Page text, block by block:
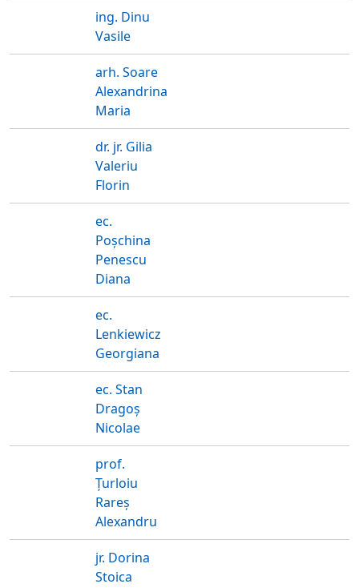
ing. Dinu
Vasile
arh. Soare
Alexandrina
Maria
dr. jr. Gilia
Valeriu
Florin
ec.
Poșchina
Penescu
Diana
ec.
Lenkiewicz
Georgiana
ec. Stan
Dragoș
Nicolae
prof.
Țurloiu
Rareș
Alexandru
jr. Dorina
Stoica